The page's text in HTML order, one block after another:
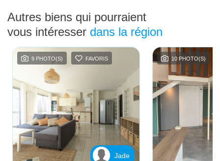
Autres biens qui pourraient
vous intéresser dans la région
9 PHOTO(S) FAVORIS
Jade
10 PHOTO(S)